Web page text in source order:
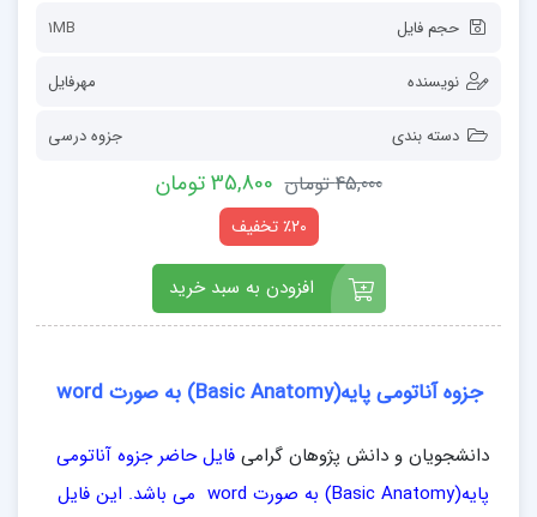
حجم فایل 1MB
نویسنده مهرفایل
دسته بندی جزوه درسی
45,000 تومان 35,800 تومان
٪20 تخفیف
افزودن به سبد خرید
جزوه آناتومی پایه(Basic Anatomy) به صورت word
دانشجویان و دانش پژوهان گرامی فایل حاضر جزوه آناتومی
پایه(Basic Anatomy) به صورت word می باشد. این فایل